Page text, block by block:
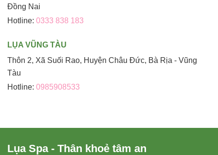
Đồng Nai
Hotline: 0333 838 183
LỤA VŨNG TÀU
Thôn 2, Xã Suối Rao, Huyện Châu Đức, Bà Rịa - Vũng
Tàu
Hotline: 0985908533
Lụa Spa - Thân khoẻ tâm an